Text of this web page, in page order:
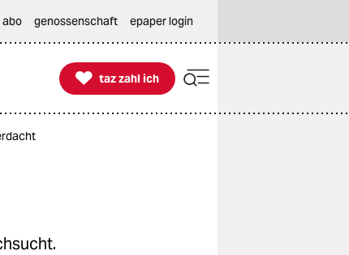
abo genossenschaft epaper login

taz zahl ich
taz zahl ich